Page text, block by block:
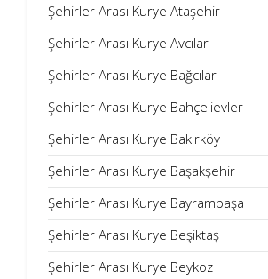
Şehirler Arası Kurye Ataşehir
Şehirler Arası Kurye Avcılar
Şehirler Arası Kurye Bağcılar
Şehirler Arası Kurye Bahçelievler
Şehirler Arası Kurye Bakırköy
Şehirler Arası Kurye Başakşehir
Şehirler Arası Kurye Bayrampaşa
Şehirler Arası Kurye Beşiktaş
Şehirler Arası Kurye Beykoz